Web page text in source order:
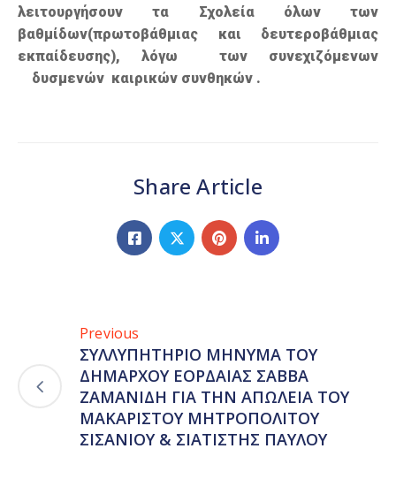
λειτουργήσουν τα Σχολεία όλων των
βαθμίδων(πρωτοβάθμιας και δευτεροβάθμιας
εκπαίδευσης), λόγω των συνεχιζόμενων
δυσμενών καιρικών συνθηκών .
Share Article
Previous
ΣΥΛΛΥΠΗΤΗΡΙΟ ΜΗΝΥΜΑ ΤΟΥ
ΔΗΜΑΡΧΟΥ ΕΟΡΔΑΙΑΣ ΣΑΒΒΑ
ΖΑΜΑΝΙΔΗ ΓΙΑ ΤΗΝ ΑΠΩΛΕΙΑ ΤΟΥ
ΜΑΚΑΡΙΣΤΟΥ ΜΗΤΡΟΠΟΛΙΤΟΥ
ΣΙΣΑΝΙΟΥ & ΣΙΑΤΙΣΤΗΣ ΠΑΥΛΟΥ